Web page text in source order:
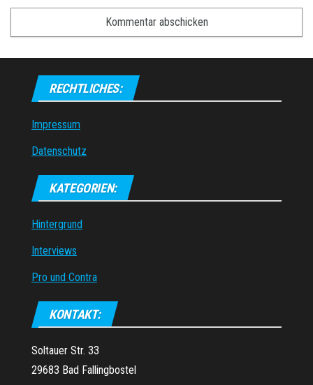
RECHTLICHES:
Impressum
Datenschutz
KATEGORIEN:
Hintergrund
Interviews
Pro und Contra
KONTAKT:
Soltauer Str. 33
29683 Bad Fallingbostel